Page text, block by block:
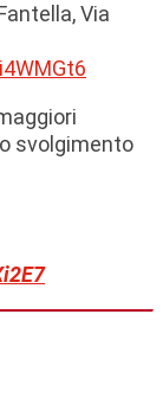
Via
svolgimento